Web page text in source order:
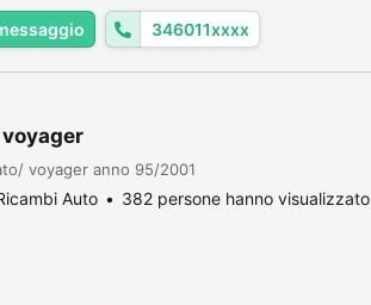
346011xxxx
voyager anno 95/2001
Auto 382 persone hanno visualizzato